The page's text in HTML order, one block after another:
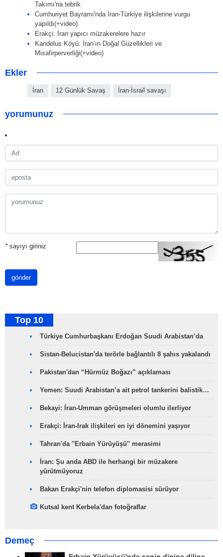
Takımı'na tebrik
Cumhuriyet Bayramı'nda İran-Türkiye ilişkilerine vurgu
yapıldı(+video)
Erakçi: İran yapıcı müzakerelere hazır
Kandelus Köyü: İran’ın Doğal Güzellikleri ve
Misafirperverliği(+video)
Ekler
İran 12 Günlük Savaş İran-İsrail savaşı
yorumunuz
*sayıyı giriniz
gönder
Top 10
Türkiye Cumhurbaşkanı Erdoğan Suudi Arabistan’da
Sistan-Belucistan'da terörle bağlantılı 8 şahıs yakalandı
Pakistan'dan “Hürmüz Boğazı” açıklaması
Yemen: Suudi Arabistan’a ait petrol tankerini balistik…
Bekayi: İran-Umman görüşmeleri olumlu ilerliyor
Erakçi: İran-Irak ilişkileri en iyi dönemini yaşıyor
Tahran'da ''Erbain Yürüyüşü'' merasimi
İran: Şu anda ABD ile herhangi bir müzakere
yürütmüyoruz
Bakan Erakçi'nin telefon diplomasisi sürüyor
Kutsal kent Kerbela'dan fotoğraflar
Demeç